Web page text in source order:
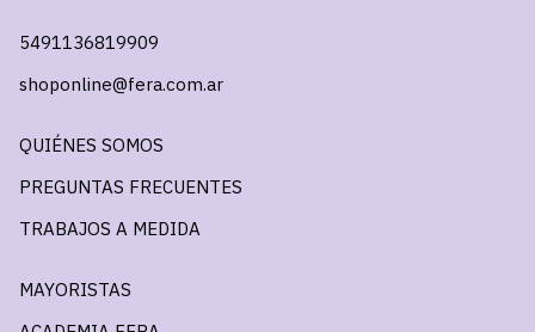
5491136819909
shoponline@fera.com.ar
QUIÉNES SOMOS
PREGUNTAS FRECUENTES
TRABAJOS A MEDIDA
MAYORISTAS